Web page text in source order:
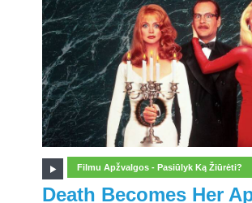
Filmu Apžvalgos - Pasiūlyk Ką Žiūrėti?
Death Becomes Her